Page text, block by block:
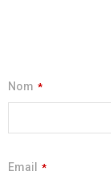
Nom *
Email *